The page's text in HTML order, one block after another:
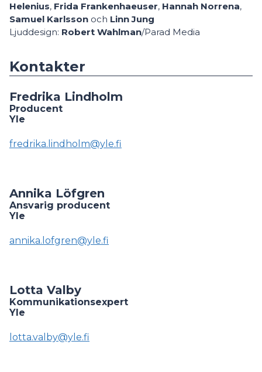
Helenius, Frida Frankenhaeuser, Hannah Norrena,
Samuel Karlsson och Linn Jung
Ljuddesign: Robert Wahlman/Parad Media
Kontakter
Fredrika Lindholm
Producent
Yle
fredrika.lindholm@yle.fi
Annika Löfgren
Ansvarig producent
Yle
annika.lofgren@yle.fi
Lotta Valby
Kommunikationsexpert
Yle
lotta.valby@yle.fi